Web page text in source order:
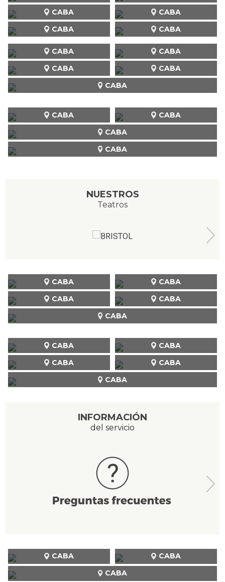
CABA
CABA
CABA
CABA
CABA CABA
CABA
CABA CABA
CABA
CABA CABA
CABA
NUESTROS
Teatros
CABA
CABA
CABA
CABA
CABA
CABA
CABA
CABA
CABA
CABA
INFORMACIÓN
del servicio
CABA
CABA CABA